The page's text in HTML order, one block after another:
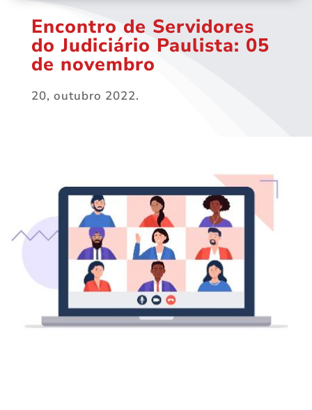
Encontro de Servidores
do Judiciário Paulista: 05
de novembro
20, outubro 2022.